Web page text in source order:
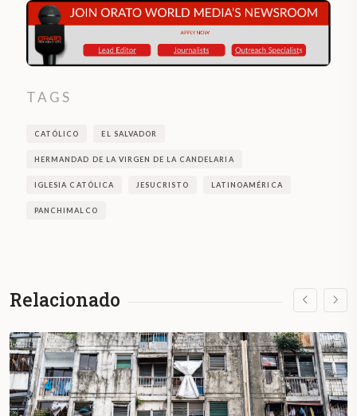
TAGS
CATÓLICO EL SALVADOR
HERMANDAD DE LA VIRGEN DE LA CANDELARIA
IGLESIA CATÓLICA JESUCRISTO LATINOAMÉRICA
PANCHIMALCO
Relacionado